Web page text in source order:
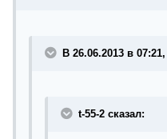
В 26.06.2013 в
t-55-2 сказал: